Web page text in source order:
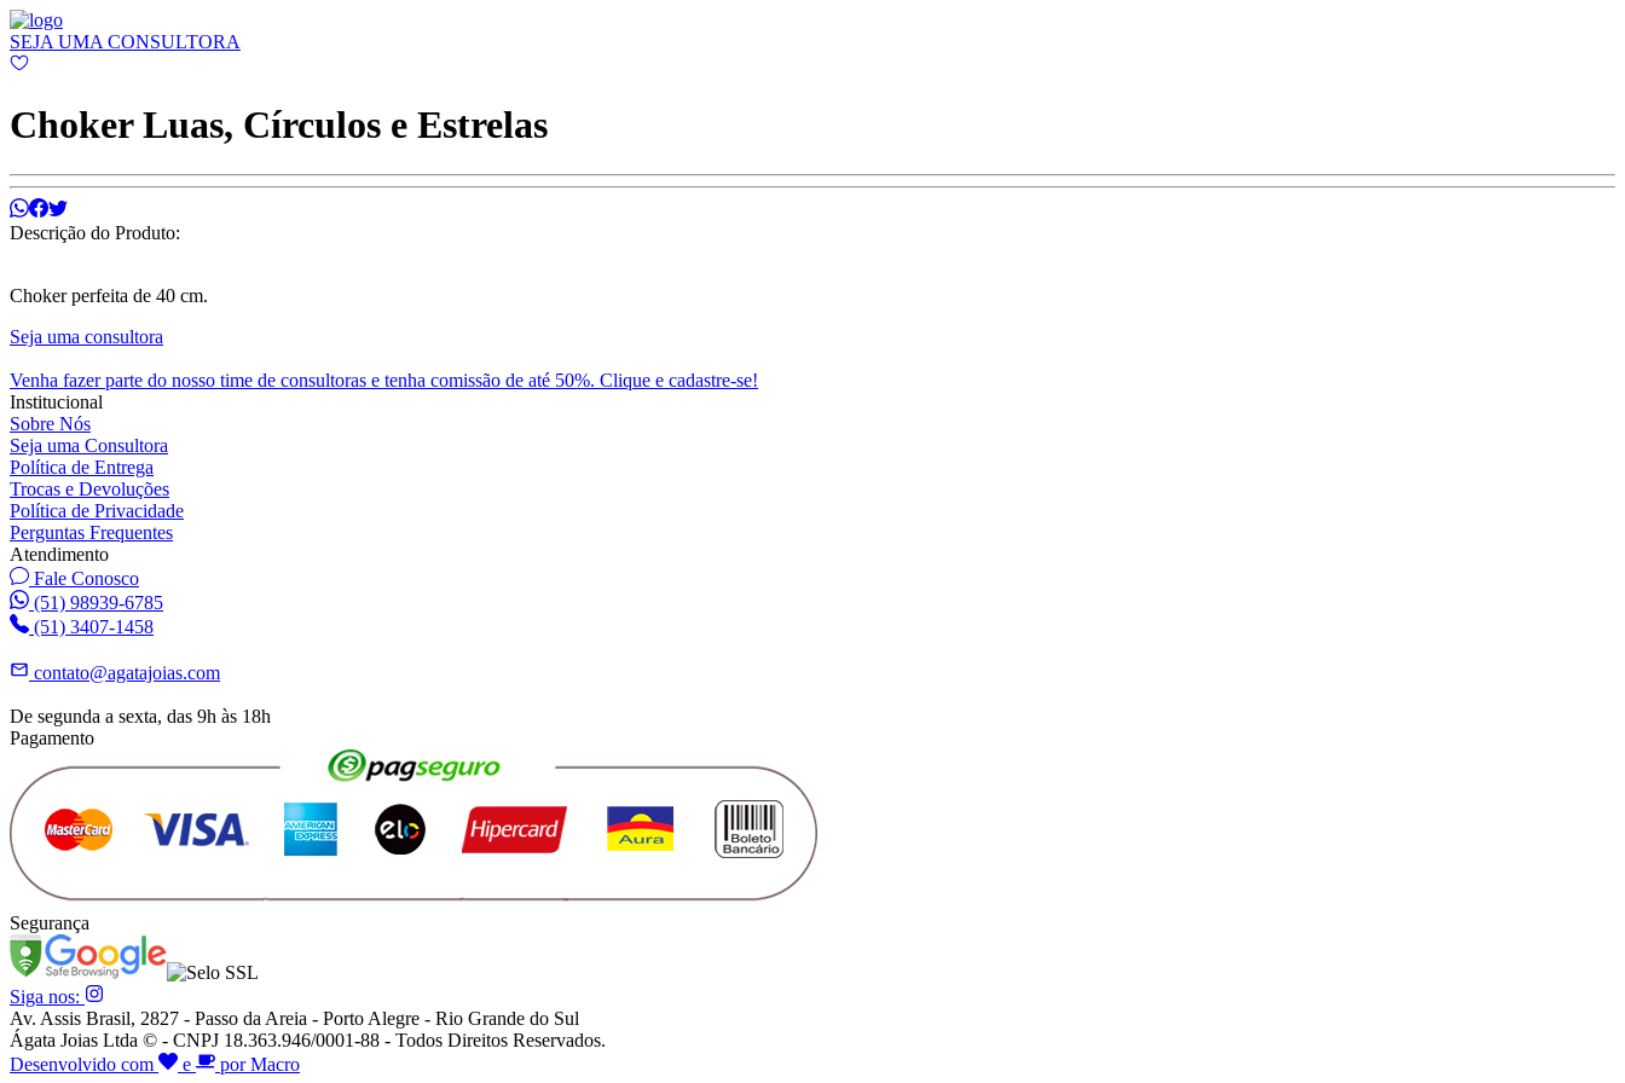
SEJA UMA CONSULTORA
Choker Luas, Círculos e Estrelas
Descrição do Produto:
Choker perfeita de 40 cm.
Seja uma consultora
Venha fazer parte do nosso time de consultoras e tenha comissão de até 50%. Clique e cadastre-se!
Institucional
Sobre Nós
Seja uma Consultora
Política de Entrega
Trocas e Devoluções
Política de Privacidade
Perguntas Frequentes
Atendimento
Fale Conosco
(51) 98939-6785
(51) 3407-1458
contato@agatajoias.com
De segunda a sexta, das 9h às 18h
Pagamento
Segurança
Siga nos:
Av. Assis Brasil, 2827 - Passo da Areia - Porto Alegre - Rio Grande do Sul
Ágata Joias Ltda © - CNPJ 18.363.946/0001-88 - Todos Direitos Reservados.
Desenvolvido com
e por Macro